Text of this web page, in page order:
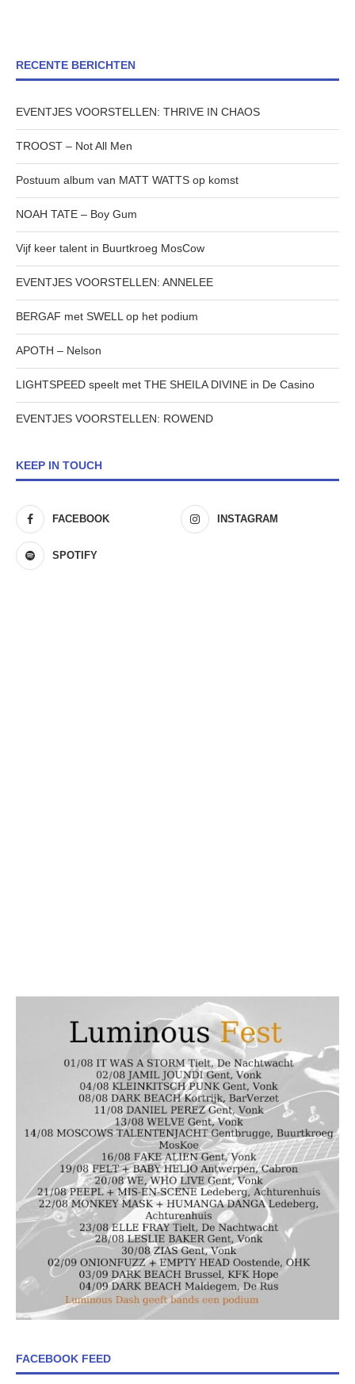
RECENTE BERICHTEN
EVENTJES VOORSTELLEN: THRIVE IN CHAOS
TROOST – Not All Men
Postuum album van MATT WATTS op komst
NOAH TATE – Boy Gum
Vijf keer talent in Buurtkroeg MosCow
EVENTJES VOORSTELLEN: ANNELEE
BERGAF met SWELL op het podium
APOTH – Nelson
LIGHTSPEED speelt met THE SHEILA DIVINE in De Casino
EVENTJES VOORSTELLEN: ROWEND
KEEP IN TOUCH
FACEBOOK INSTAGRAM
SPOTIFY
FACEBOOK FEED